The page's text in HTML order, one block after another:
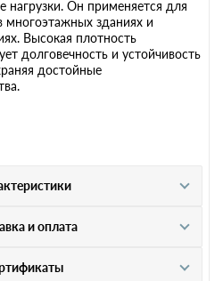
нагрузки. Он применяется для
многоэтажных зданиях и
Высокая плотность
долговечность и устойчивость
достойные
и оплата